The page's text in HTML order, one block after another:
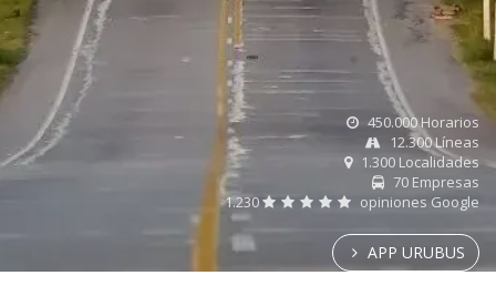
450.000 Horarios
12.300 Líneas
1.300 Localidades
70 Empresas
1.230
opiniones Google
APP URUBUS